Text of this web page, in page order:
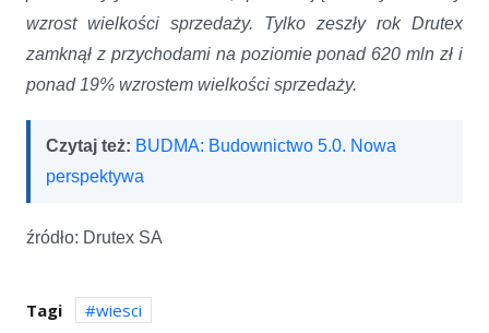
wzrost wielkości sprzedaży. Tylko zeszły rok Drutex
zamknął z przychodami na poziomie ponad 620 mln zł i
ponad 19% wzrostem wielkości sprzedaży.
Czytaj też: BUDMA: Budownictwo 5.0. Nowa
perspektywa
źródło: Drutex SA
Tagi wiesci